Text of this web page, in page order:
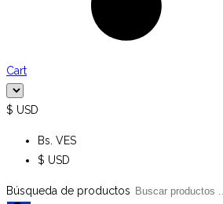
Cart
$ USD
Bs. VES
$ USD
Búsqueda de productos